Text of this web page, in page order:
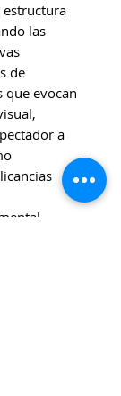
estructura
las
de
que evocan
a